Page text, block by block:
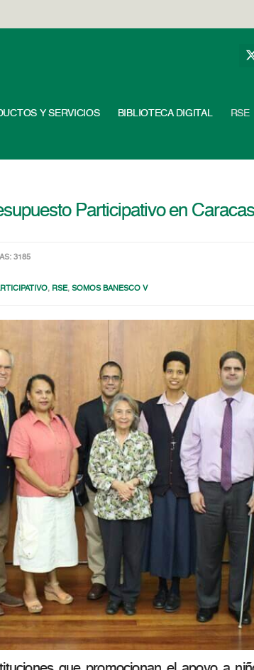
Y SERVICIOS BIBLIOTECA DIGITAL RSE
Participativo en
3185
, RSE,SOMOS BANESCO V